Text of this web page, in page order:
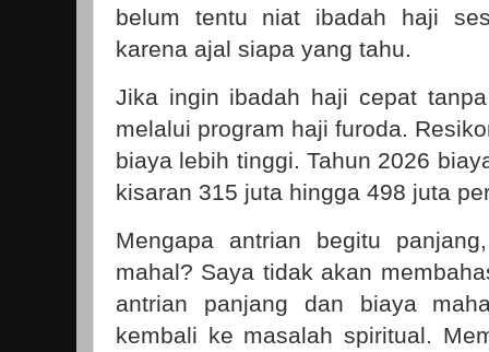
belum tentu niat ibadah haji
karena ajal siapa yang tahu.
Jika ingin ibadah haji cepat
melalui program haji furoda.
biaya lebih tinggi. Tahun 2026
kisaran 315 juta hingga 498 juta
Mengapa antrian begitu
mahal? Saya tidak akan
antrian panjang dan biaya
kembali ke masalah spiritual.